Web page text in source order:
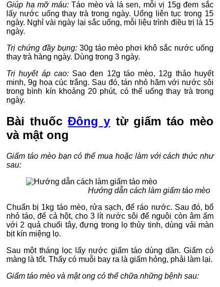
Giúp hạ mỡ máu:Táo mèo và lá sen, mỗi vị 15g đem sắc
lấy nước uống thay trà trong ngày. Uống liên tục trong 15
ngày. Nghỉ vài ngày lại sắc uống, mỗi liệu trình điều trị là 15
ngày.
Trị chứng đầy bụng:30g táo mèo phơi khô sắc nước uống
thay trà hàng ngày. Dùng trong 3 ngày.
Trị huyết áp cao:Sao đen 12g táo mèo, 12g thảo huyết
minh, 9g hoa cúc trắng. Sau đó, tán nhỏ hãm với nước sôi
trong bình kín khoảng 20 phút, có thể uống thay trà trong
ngày.
Bài thuốcĐông y từ giấm táo mèo
và mật ong
Giấm táo mèo bạn có thể mua hoặc làm với cách thức như
sau:
Hướng dẫn cách làm giấm táo mèo
Chuẩn bị 1kg táo mèo, rửa sạch, để ráo nước. Sau đó, bổ
nhỏ táo, để cả hột, cho 3 lít nước sôi để nguội còn âm ấm
với 2 quả chuối tây, đựng trong lọ thủy tinh, dùng vải màn
bịt kín miệng lọ.
Sau một tháng lọc lấy nước giấm táo dùng dần. Giấm có
màng là tốt. Thấy có muỗi bay ra là giấm hỏng, phải làm lại.
Giấm táo mèo và mật ong có thể chữa những bệnh sau: